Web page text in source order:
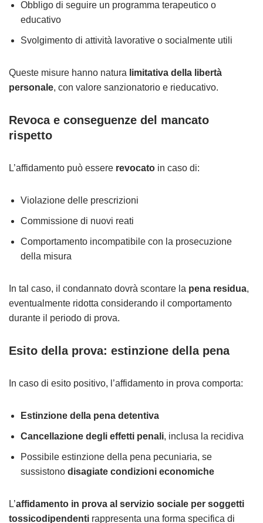
Obbligo di seguire un programma terapeutico o
educativo
Svolgimento di attività lavorative o socialmente utili
Queste misure hanno natura limitativa della libertà
personale, con valore sanzionatorio e rieducativo.
Revoca e conseguenze del mancato
rispetto
L’affidamento può essere revocato in caso di:
Violazione delle prescrizioni
Commissione di nuovi reati
Comportamento incompatibile con la prosecuzione
della misura
In tal caso, il condannato dovrà scontare la pena residua,
eventualmente ridotta considerando il comportamento
durante il periodo di prova.
Esito della prova: estinzione della pena
In caso di esito positivo, l’affidamento in prova comporta:
Estinzione della pena detentiva
Cancellazione degli effetti penali, inclusa la recidiva
Possibile estinzione della pena pecuniaria, se
sussistono disagiate condizioni economiche
L’affidamento in prova al servizio sociale per soggetti
tossicodipendenti rappresenta una forma specifica di